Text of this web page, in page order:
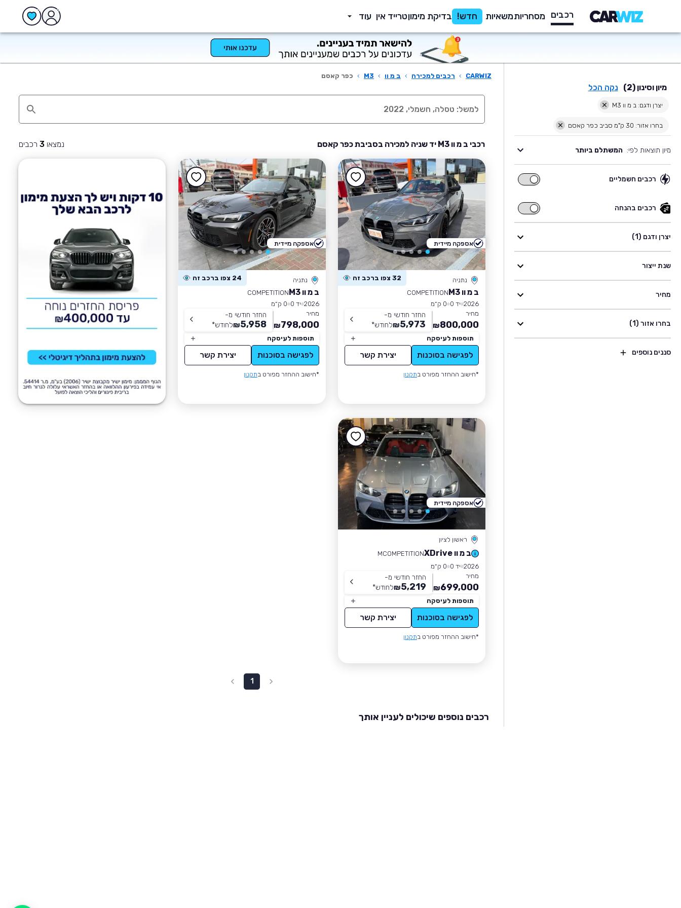
רכבים מסחריותמשאיות חדש! בדיקת מימוןטרייד אין עוד
מיון וסינון (2) נקה הכל
יצרן ודגם: ב מ וו M3
בחרו אזור: 30 ק"מ סביב כפר קאסם
מיון תוצאות לפי: המשתלם ביותר
רכבים חשמליים
רכבים
רכבים בהנחה
רכבים
בהנחה
יצרן ודגם (1)
שנת ייצור
מחיר
בחרו אזור (1)
סננים נוספים
CARWIZ
› רכבים למכירה › ב מ וו ›
M3
› כפר קאסם
רכבי ב מ וו M3 יד שניה למכירה בסביבת כפר קאסם נמצאו 3 רכבים
נתניה 32 צפו ברכב זה
ב מ וו M3
COMPETITION
2026 יד 0
0 ק״מ
מחיר
800,000
₪
החזר חודשי מ-
5,973
₪לחודש*
תוספות לעיסקה
לפגישה בסוכנות יצירת קשר
*חישוב ההחזר מפורט בתקנון
אספקה מיידית
נתניה 24 צפו ברכב זה
ב מ וו M3
COMPETITION
2026 יד 0
0 ק״מ
מחיר
798,000
₪
החזר חודשי מ-
5,958
₪לחודש*
תוספות לעיסקה
לפגישה בסוכנות יצירת קשר
*חישוב ההחזר מפורט בתקנון
אספקה מיידית
ראשון לציון
ב מ וו XDrive
MCOMPETITION
2026 יד 0
0 ק״מ
מחיר
699,000
₪
החזר חודשי מ-
5,219
₪לחודש*
תוספות לעיסקה
לפגישה בסוכנות יצירת קשר
*חישוב ההחזר מפורט בתקנון
אספקה מיידית
1
רכבים נוספים שיכולים לעניין אותך